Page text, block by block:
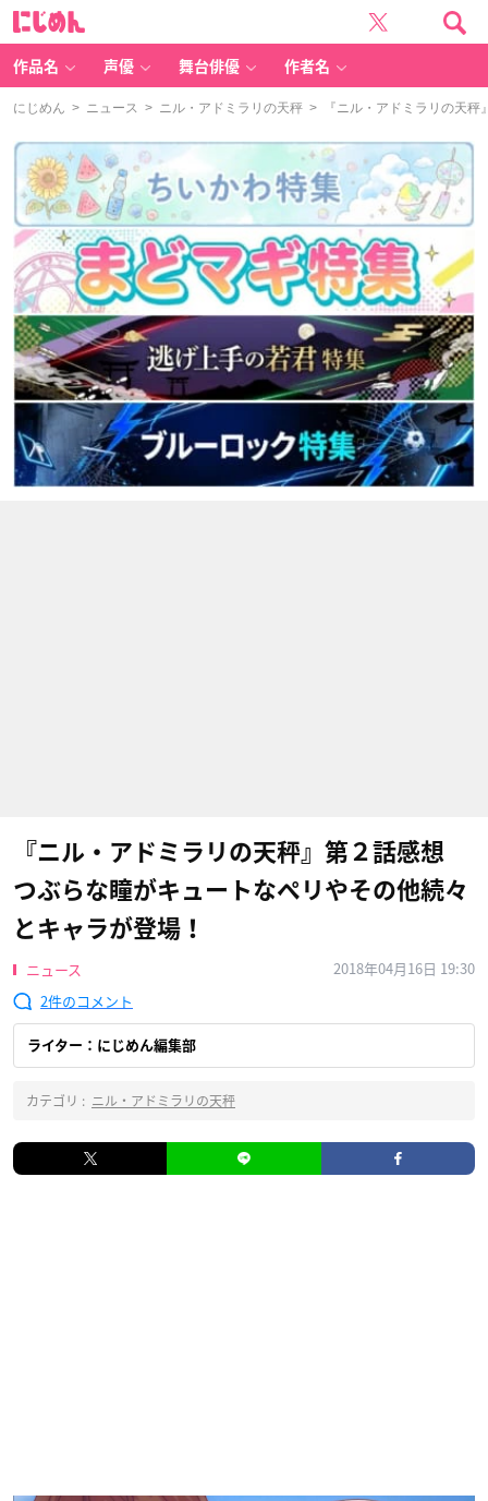
作品名 声優 舞台俳優 作者名
にじめん > ニュース > ニル・アドミラリの天秤 > 『ニル・アドミラリの天秤
『ニル・アドミラリの天秤』第２話感想
つぶらな瞳がキュートなペリやその他続々
とキャラが登場！
ニュース
2018年04月16日 19:30
2
ライター：にじめん編集部
カテゴリ : ニル・アドミラリの天秤